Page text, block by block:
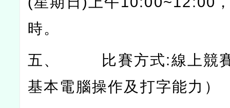
時。
五、
比賽方式:線上競
基本電腦操作及打字能力）